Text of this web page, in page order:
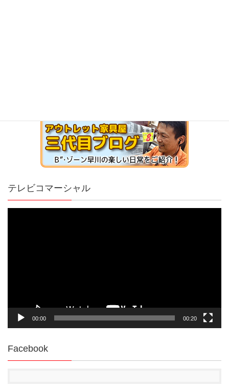
テレビコマーシャル
00:00 00:20
Facebook